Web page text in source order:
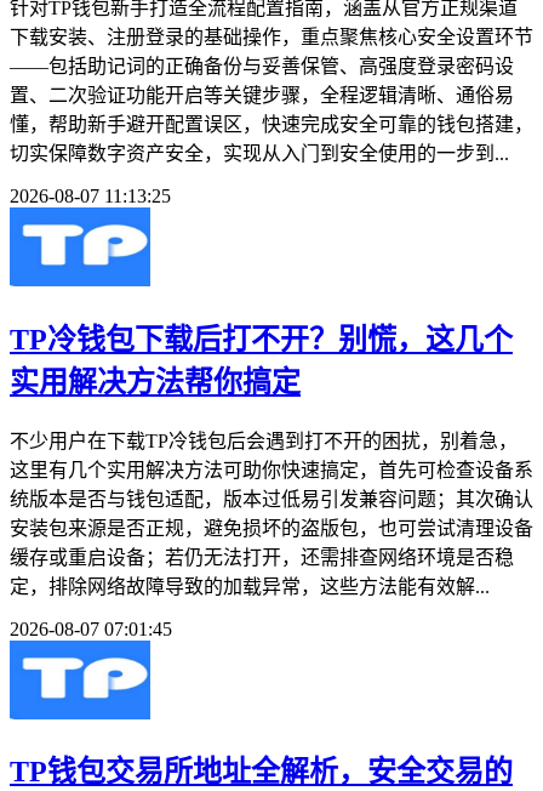
针对TP钱包新手打造全流程配置指南，涵盖从官方正规渠道
下载安装、注册登录的基础操作，重点聚焦核心安全设置环节
——包括助记词的正确备份与妥善保管、高强度登录密码设
置、二次验证功能开启等关键步骤，全程逻辑清晰、通俗易
懂，帮助新手避开配置误区，快速完成安全可靠的钱包搭建，
切实保障数字资产安全，实现从入门到安全使用的一步到...
2026-08-07 11:13:25
TP冷钱包下载后打不开？别慌，这几个
实用解决方法帮你搞定
不少用户在下载TP冷钱包后会遇到打不开的困扰，别着急，
这里有几个实用解决方法可助你快速搞定，首先可检查设备系
统版本是否与钱包适配，版本过低易引发兼容问题；其次确认
安装包来源是否正规，避免损坏的盗版包，也可尝试清理设备
缓存或重启设备；若仍无法打开，还需排查网络环境是否稳
定，排除网络故障导致的加载异常，这些方法能有效解...
2026-08-07 07:01:45
TP钱包交易所地址全解析，安全交易的